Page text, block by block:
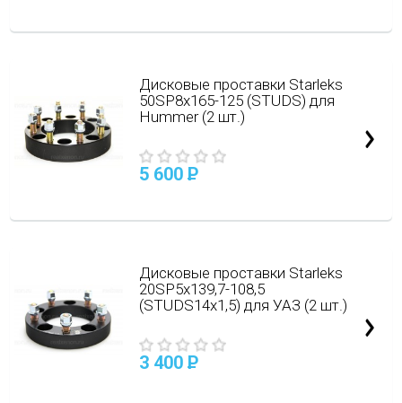
Дисковые проставки Starleks
50SP8х165-125 (STUDS) для
Hummer (2 шт.)
5 600 P
Дисковые проставки Starleks
20SP5х139,7-108,5
(STUDS14х1,5) для УАЗ (2 шт.)
3 400 P